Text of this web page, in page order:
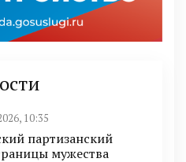
10:35
партизанский
мужества